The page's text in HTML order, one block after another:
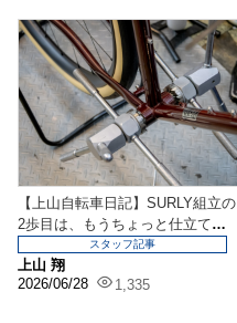
【上山自転車日記】SURLY組立の
2歩目は、もうちょっと仕立てを
やっていきましょ...
上山 翔
2026/06/28
1,335
スタッフ記事